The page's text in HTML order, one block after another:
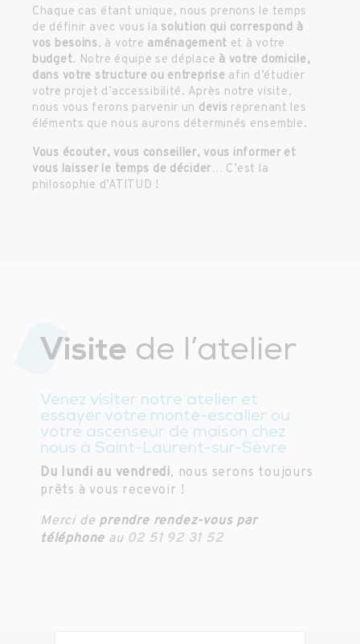
Chaque cas étant unique, nous prenons le temps
de définir avec vous la solution qui correspond à
vos besoins, à votre aménagement et à votre
budget. Notre équipe se déplace à votre domicile,
dans votre structure ou entreprise afin d’étudier
votre projet d’accessibilité. Après notre visite,
nous vous ferons parvenir un devis reprenant les
éléments que nous aurons déterminés ensemble.
Vous écouter, vous conseiller, vous informer et
vous laisser le temps de décider… C’est la
philosophie d’ATITUD !
Visite de l’atelier
Venez visiter notre atelier et
essayer votre monte-escalier ou
votre ascenseur de maison chez
nous à Saint-Laurent-sur-Sèvre
Du lundi au vendredi, nous serons toujours
prêts à vous recevoir !
Merci de prendre rendez-vous par
téléphone au 02 51 92 31 52